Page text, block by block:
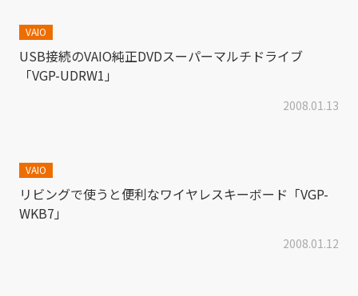
VAIO
USB接続のVAIO純正DVDスーパーマルチドライブ
「VGP-UDRW1」
2008.01.13
VAIO
リビングで使うと便利なワイヤレスキーボード「VGP-
WKB7」
2008.01.12